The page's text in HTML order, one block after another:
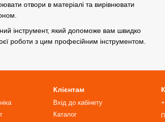
отвори в матеріалі та вирівнювати
інструмент, який допоможе вам швидко
роботи з цим професійним інструментом.
Клієнтам
Вхід до кабінету
Каталог